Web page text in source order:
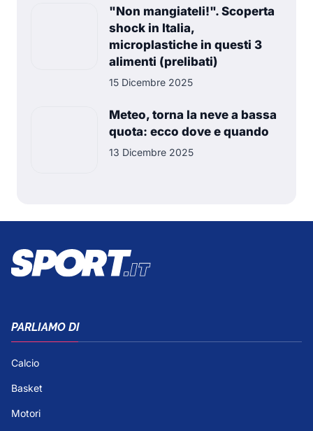
"Non mangiateli!". Scoperta
shock in Italia,
microplastiche in questi 3
alimenti (prelibati)
15 Dicembre 2025
Meteo, torna la neve a bassa
quota: ecco dove e quando
13 Dicembre 2025
PARLIAMO DI
Calcio
Basket
Motori